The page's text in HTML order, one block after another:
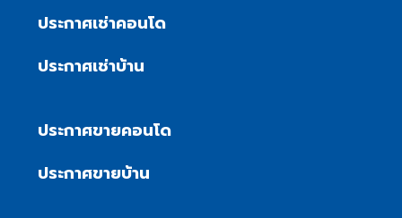
ประกาศเช่าคอนโด
ประกาศเช่าบ้าน
ประกาศขายคอนโด
ประกาศขายบ้าน